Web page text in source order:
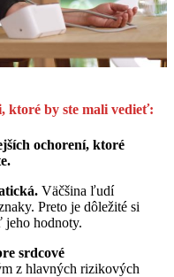
ktoré by ste mali vedieť:
ochorení, ktoré
Väčšina ľudí
Preto je dôležité si
jeho hodnoty.
srdcové
z hlavných rizikových